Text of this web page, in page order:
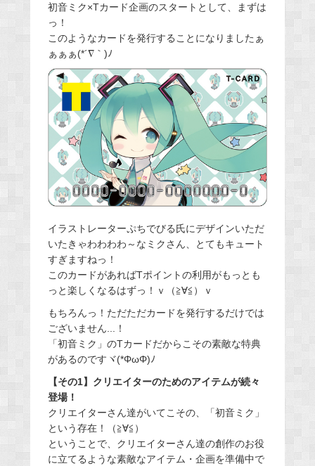
初音ミク×Tカード企画のスタートとして、まずは
っ！
このようなカードを発行することになりましたぁ
ぁぁぁ(*´∇｀)ﾉ
イラストレーターぷちでびる氏にデザインいただ
いたきゃわわわわ～なミクさん、とてもキュート
すぎますねっ！
このカードがあればTポイントの利用がもっとも
っと楽しくなるはずっ！ｖ（≧∀≦）ｖ
もちろんっ！ただただカードを発行するだけでは
ございません...！
「初音ミク」のTカードだからこその素敵な特典
があるのですヾ(*ΦωΦ)ﾉ
【その1】クリエイターのためのアイテムが続々
登場！
クリエイターさん達がいてこその、「初音ミク」
という存在！（≧∀≦）
ということで、クリエイターさん達の創作のお役
に立てるような素敵なアイテム・企画を準備中で